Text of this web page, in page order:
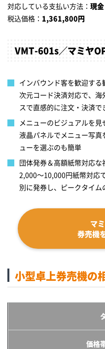
対応している支払い方法： 現金
税込価格： 1,361,800円
VMT-601s／マミヤ
インバウンド客を歓迎する
次元コード決済対応で、
スで直感的に注文・決済
メニューのビジュアルを
液晶パネルでメニュー写
ューを選ぶのも簡単
団体発券＆高額紙幣対応
2,000～10,000円紙幣対応
別に発券し、ピークタイム
マ
券売機
小型卓上券売機の
価格